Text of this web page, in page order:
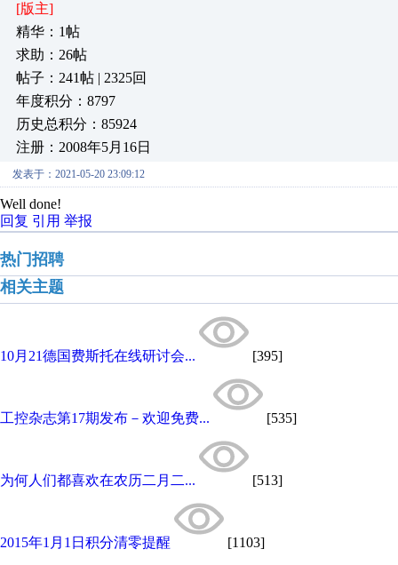
[版主]
精华：1帖
求助：26帖
帖子：241帖 | 2325回
年度积分：8797
历史总积分：85924
注册：2008年5月16日
发表于：2021-05-20 23:09:12
Well done!
回复 引用 举报
热门招聘
相关主题
10月21德国费斯托在线研讨会... [395]
工控杂志第17期发布－欢迎免费... [535]
为何人们都喜欢在农历二月二... [513]
2015年1月1日积分清零提醒 [1103]